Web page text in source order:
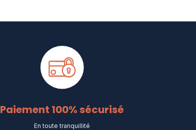
Paiement 100% sécurisé
En toute tranquillité